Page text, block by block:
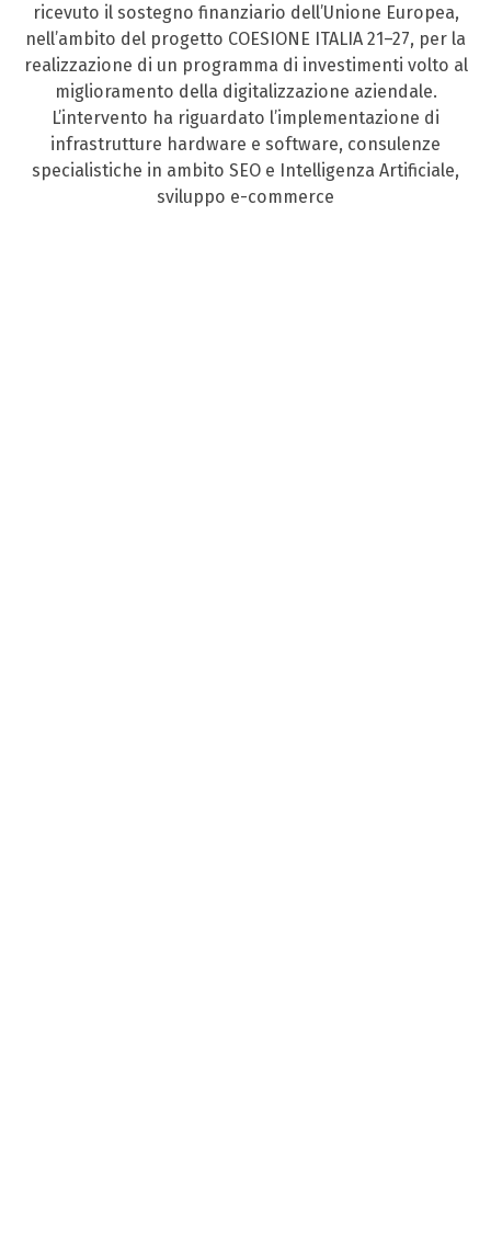
ricevuto il sostegno finanziario dell’Unione Europea,
nell’ambito del progetto COESIONE ITALIA 21–27, per la
realizzazione di un programma di investimenti volto al
miglioramento della digitalizzazione aziendale.
L’intervento ha riguardato l’implementazione di
infrastrutture hardware e software, consulenze
specialistiche in ambito SEO e Intelligenza Artificiale,
sviluppo e-commerce